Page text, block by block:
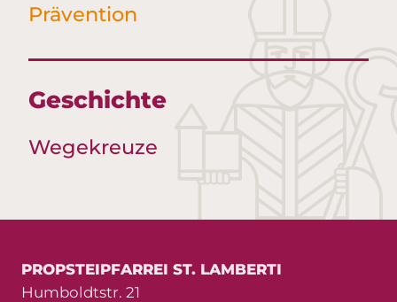
Prävention
Geschichte
Wegekreuze
PROPSTEIPFARREI ST. LAMBERTI
Humboldtstr. 21